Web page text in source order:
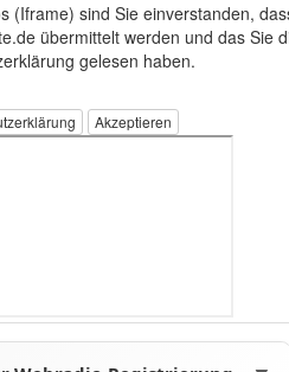
(Iframe) sind Sie einverstanden,
übermittelt werden und das Sie
gelesen haben.